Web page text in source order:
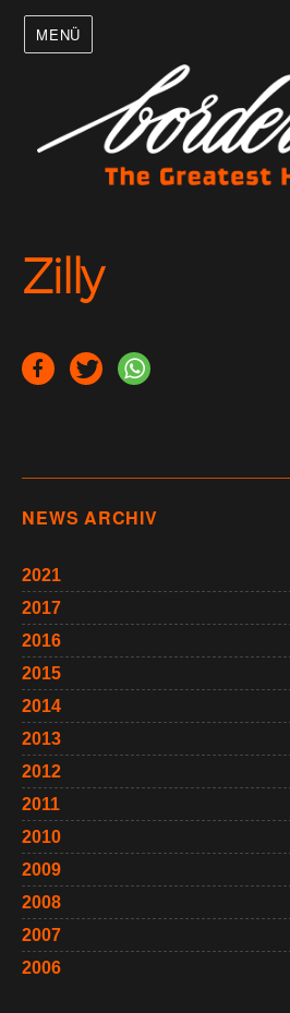
MENÜ
Zilly
NEWS ARCHIV
2021
2017
2016
2015
2014
2013
2012
2011
2010
2009
2008
2007
2006